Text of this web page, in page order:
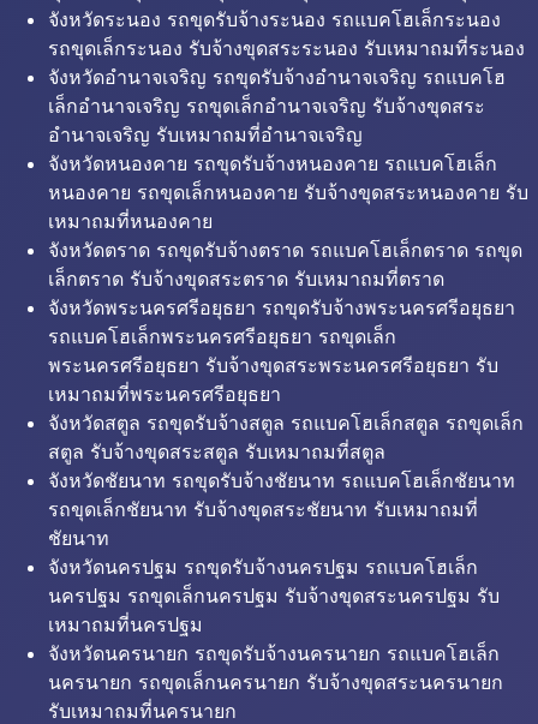
จังหวัดระนอง รถขุดรับจ้างระนอง รถแบคโฮเล็กระนอง
รถขุดเล็กระนอง รับจ้างขุดสระระนอง รับเหมาถมที่ระนอง
จังหวัดอำนาจเจริญ รถขุดรับจ้างอำนาจเจริญ รถแบคโฮ
เล็กอำนาจเจริญ รถขุดเล็กอำนาจเจริญ รับจ้างขุดสระ
อำนาจเจริญ รับเหมาถมที่อำนาจเจริญ
จังหวัดหนองคาย รถขุดรับจ้างหนองคาย รถแบคโฮเล็ก
หนองคาย รถขุดเล็กหนองคาย รับจ้างขุดสระหนองคาย รับ
เหมาถมที่หนองคาย
จังหวัดตราด รถขุดรับจ้างตราด รถแบคโฮเล็กตราด รถขุด
เล็กตราด รับจ้างขุดสระตราด รับเหมาถมที่ตราด
จังหวัดพระนครศรีอยุธยา รถขุดรับจ้างพระนครศรีอยุธยา
รถแบคโฮเล็กพระนครศรีอยุธยา รถขุดเล็ก
พระนครศรีอยุธยา รับจ้างขุดสระพระนครศรีอยุธยา รับ
เหมาถมที่พระนครศรีอยุธยา
จังหวัดสตูล รถขุดรับจ้างสตูล รถแบคโฮเล็กสตูล รถขุดเล็ก
สตูล รับจ้างขุดสระสตูล รับเหมาถมที่สตูล
จังหวัดชัยนาท รถขุดรับจ้างชัยนาท รถแบคโฮเล็กชัยนาท
รถขุดเล็กชัยนาท รับจ้างขุดสระชัยนาท รับเหมาถมที่
ชัยนาท
จังหวัดนครปฐม รถขุดรับจ้างนครปฐม รถแบคโฮเล็ก
นครปฐม รถขุดเล็กนครปฐม รับจ้างขุดสระนครปฐม รับ
เหมาถมที่นครปฐม
จังหวัดนครนายก รถขุดรับจ้างนครนายก รถแบคโฮเล็ก
นครนายก รถขุดเล็กนครนายก รับจ้างขุดสระนครนายก
รับเหมาถมที่นครนายก